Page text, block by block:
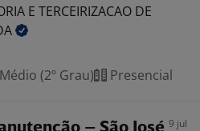
E TERCEIRIZACAO DE
(2º Grau) Presencial
9 jul